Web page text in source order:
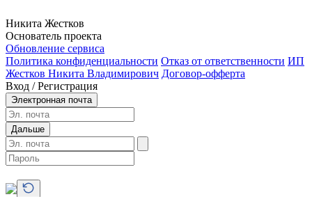
Никита Жестков
Основатель проекта
Обновление сервиса
Политика конфиденциальности Отказ от ответственности ИП
Жестков Никита Владимирович Договор-офферта
Вход / Регистрация
Электронная почта
Дальше